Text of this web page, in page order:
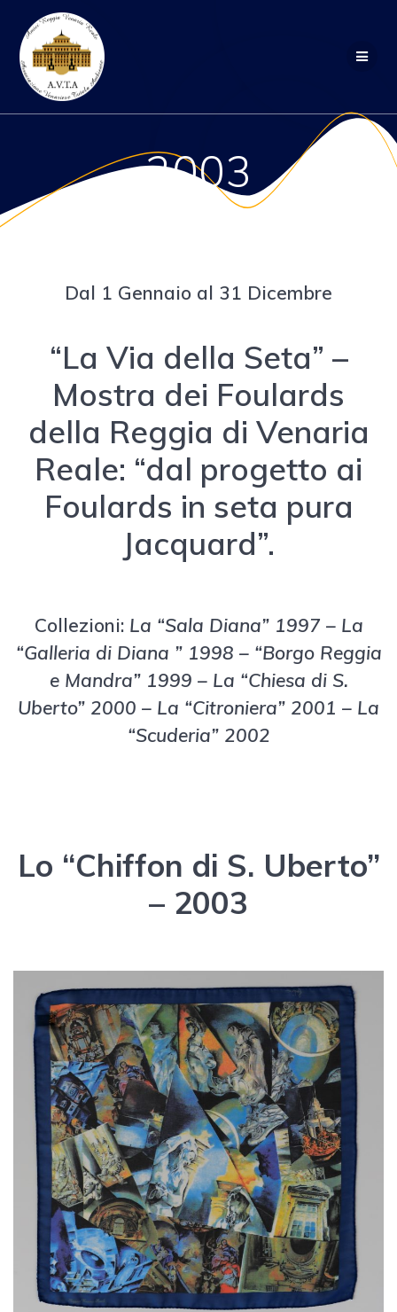
2003
Dal 1 Gennaio al 31 Dicembre
“La Via della Seta” –
Mostra dei Foulards
della Reggia di Venaria
Reale: “dal progetto ai
Foulards in seta pura
Jacquard”.
Collezioni: La “Sala Diana” 1997 – La
“Galleria di Diana ” 1998 – “Borgo Reggia
e Mandra” 1999 – La “Chiesa di S.
Uberto” 2000 – La “Citroniera” 2001 – La
“Scuderia” 2002
Lo “Chiffon di S. Uberto”
– 2003